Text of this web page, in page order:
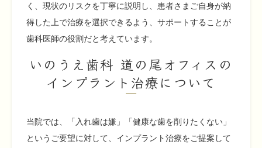
く、現状のリスクを丁寧に説明し、患者さまご自身が納
得した上で治療を選択できるよう、サポートすることが
歯科医師の役割だと考えています。
いのうえ歯科 道の尾オフィスの
インプラント治療について
当院では、「入れ歯は嫌」「健康な歯を削りたくない」
というご要望に対して、インプラント治療をご提案して